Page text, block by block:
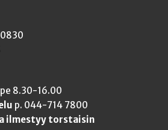
8.30-16.00
p. 044-714 7800
ilmestyy torstaisin